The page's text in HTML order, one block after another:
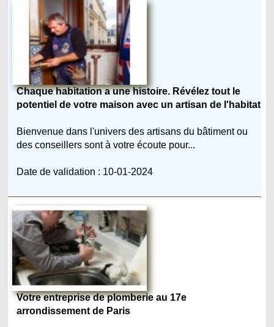
Chaque habitation a une histoire. Révélez tout le
potentiel de votre maison avec un artisan de l'habitat
Bienvenue dans l'univers des artisans du bâtiment ou
des conseillers sont à votre écoute pour...
Date de validation : 10-01-2024
Votre entreprise de plomberie au 17e
arrondissement de Paris